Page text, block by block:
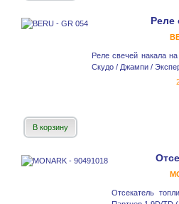
Реле
Реле свечей накала
Скудо / Джампи /
В корзину
Отсекатель